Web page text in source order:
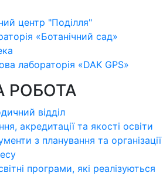
центр "Поділля"
«Ботанічний сад»
лабораторія «DAK GPS»
РОБОТА
відділ
акредитації та якості освіти
з планування та організації
програми, які реалізуються